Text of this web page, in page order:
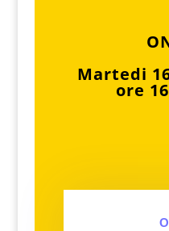
Martedi
ore